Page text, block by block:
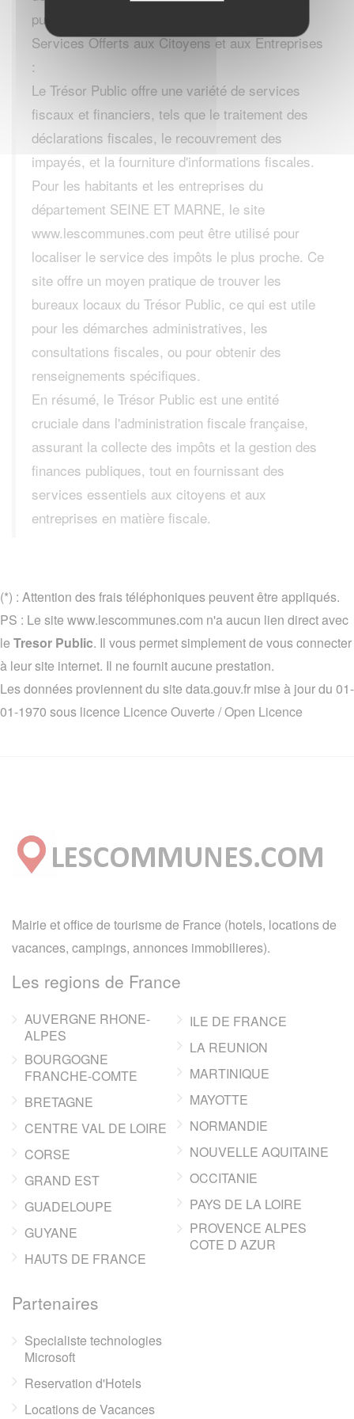
publique.
Services Offerts aux Citoyens et aux Entreprises
:
Le Trésor Public offre une variété de services
fiscaux et financiers, tels que le traitement des
déclarations fiscales, le recouvrement des
impayés, et la fourniture d'informations fiscales.
Pour les habitants et les entreprises du
département SEINE ET MARNE, le site
www.lescommunes.com peut être utilisé pour
localiser le service des impôts le plus proche. Ce
site offre un moyen pratique de trouver les
bureaux locaux du Trésor Public, ce qui est utile
pour les démarches administratives, les
consultations fiscales, ou pour obtenir des
renseignements spécifiques.
En résumé, le Trésor Public est une entité
cruciale dans l'administration fiscale française,
assurant la collecte des impôts et la gestion des
finances publiques, tout en fournissant des
services essentiels aux citoyens et aux
entreprises en matière fiscale.
(*) : Attention des frais téléphoniques peuvent être appliqués.
PS : Le site www.lescommunes.com n'a aucun lien direct avec
le Tresor Public. Il vous permet simplement de vous connecter
à leur site internet. Il ne fournit aucune prestation.
Les données proviennent du site data.gouv.fr mise à jour du 01-
01-1970 sous licence Licence Ouverte / Open Licence
Mairie et office de tourisme de France (hotels, locations de
vacances, campings, annonces immobilieres).
Les regions de France
AUVERGNE RHONE-
ALPES
BOURGOGNE
FRANCHE-COMTE
BRETAGNE
CENTRE VAL DE LOIRE
CORSE
GRAND EST
GUADELOUPE
GUYANE
HAUTS DE FRANCE
ILE DE FRANCE
LA REUNION
MARTINIQUE
MAYOTTE
NORMANDIE
NOUVELLE AQUITAINE
OCCITANIE
PAYS DE LA LOIRE
PROVENCE ALPES
COTE D AZUR
Partenaires
Specialiste technologies
Microsoft
Reservation d'Hotels
Locations de Vacances